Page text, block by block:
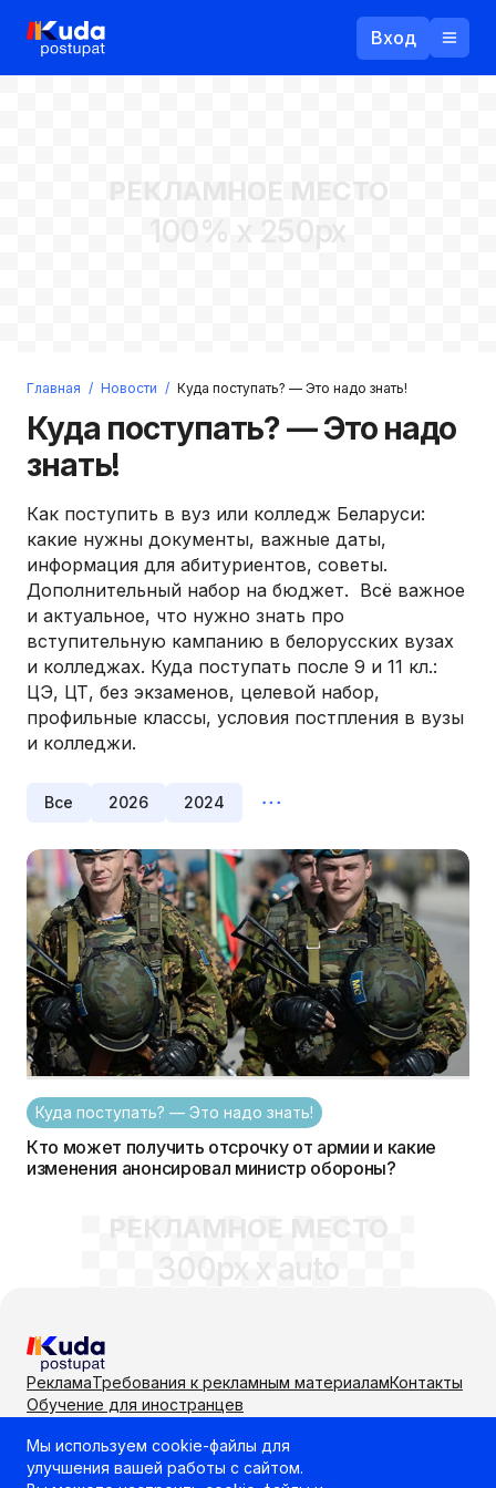
Вход
Войти
Регистрация
Прислать пароль
РЕКЛАМНОЕ МЕСТО
100% x 250px
Главная / Новости / Куда поступать? — Это надо знать!
Куда поступать? — Это надо
знать!
Как поступить в вуз или колледж Беларуси:
какие нужны документы, важные даты,
информация для абитуриентов, советы.
Дополнительный набор на бюджет. Всё важное
и актуальное, что нужно знать про
вступительную кампанию в белорусских вузах
и колледжах. Куда поступать после 9 и 11 кл.:
ЦЭ, ЦТ, без экзаменов, целевой набор,
профильные классы, условия постпления в вузы
и колледжи.
Все 2026 2024
Куда поступать? — Это надо знать!
Кто может получить отсрочку от армии и какие
изменения анонсировал министр обороны?
РЕКЛАМНОЕ МЕСТО
300px x auto
РекламаТребования к рекламным материаламКонтакты
Обучение для иностранцев
Самый удобный способ выбрать учебное заведение
или направление для поступления
Мы используем cookie-файлы для
улучшения вашей работы с сайтом.